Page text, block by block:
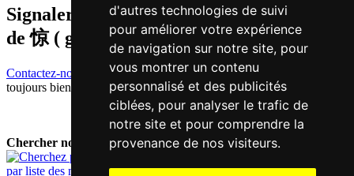
d'autres technologies de suivi
pour améliorer votre expérience
de navigation sur notre site, pour
vous montrer un contenu
personnalisé et des publicités
ciblées, pour analyser le trafic de
notre site et pour comprendre la
provenance de nos visiteurs.
Signaler traduction fausse ou manquante
de惊 ( ging / ging1 )
Contactez-nous!
Votre feedback et critique constructive seront
toujours bienvenus.
Chercher nouveau mot:
par liste des mots